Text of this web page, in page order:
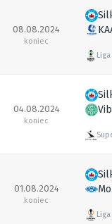
08.08.2024
koniec
04.08.2024
koniec
01.08.2024
koniec